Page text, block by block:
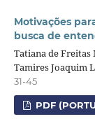
Motivações
busca de
Tatiana de
Tamires Joaquim
31-45
PDF